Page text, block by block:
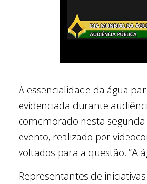
A essencialidade da água
evidenciada durante
comemorado nesta
evento, realizado por
voltados para a questão. “A
Representantes de